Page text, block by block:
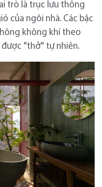
trò là trục lưu thông
của ngôi nhà. Các bậc
không khí theo
"thở" tự nhiên.